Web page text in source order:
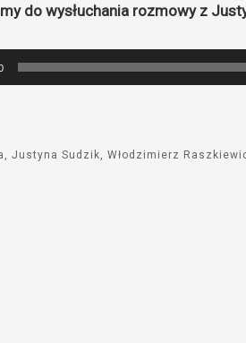
do wysłuchania rozmowy z
Justyna Sudzik Włodzimierz